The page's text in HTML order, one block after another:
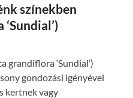
színekben
grandiflora ‘Sundial’)
gondozási igényével
kertnek vagy